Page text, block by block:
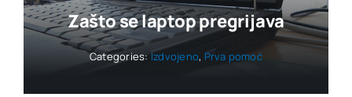
Zašto se laptop pregrijava
Categories:Izdvojeno, Prva pomoć